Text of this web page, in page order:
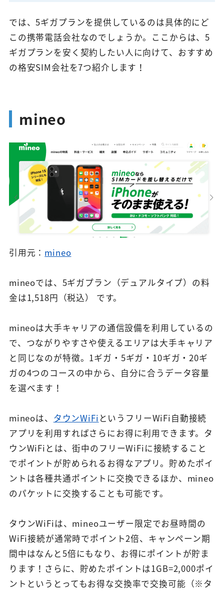
では、5ギガプランを提供しているのは具体的にど
この携帯電話会社なのでしょうか。ここからは、5
ギガプランを安く契約したい人に向けて、おすすめ
の格安SIM会社を7つ紹介します！
mineo
引用元： mineo
mineoでは、5ギガプラン（デュアルタイプ）の料
金は1,518円（税込） です。
mineoは大手キャリアの通信設備を利用しているの
で、つながりやすさや使えるエリアは大手キャリア
と同じなのが特徴。1ギガ・5ギガ・10ギガ・20ギ
ガの4つのコースの中から、自分に合うデータ容量
を選べます！
mineoは、 タウンWiFi というフリーWiFi自動接続
アプリを利用すればさらにお得に利用できます。タ
ウンWiFiとは、街中のフリーWiFiに接続すること
でポイントが貯められるお得なアプリ。貯めたポイ
ントは各種共通ポイントに交換できるほか、mineo
のパケットに交換することも可能です。
タウンWiFiは、mineoユーザー限定でお昼時間の
WiFi接続が通常時でポイント2倍、キャンペーン期
間中はなんと5倍にもなり、お得にポイントが貯ま
ります！さらに、貯めたポイントは1GB=2,000ポイ
ントというとってもお得な交換率で交換可能（※タ